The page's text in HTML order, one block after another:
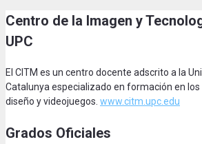
Centro de la Imagen y
UPC
El CITM es un centro docente adscrito a la
Catalunya especializado en formación en
diseño y videojuegos. www.citm.upc.edu
Grados Oficiales